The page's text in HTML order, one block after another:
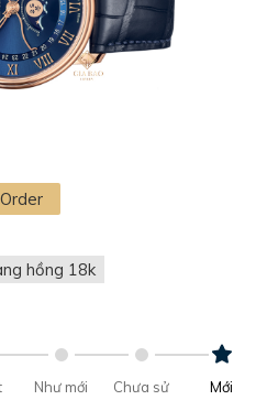
Order
hồng 18k
Như mới
Chưa sử
Mới